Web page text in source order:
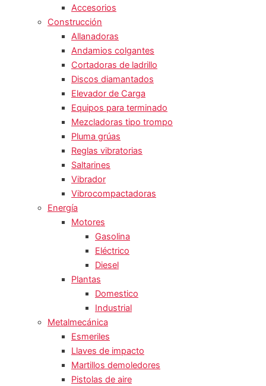
Accesorios
Construcción
Allanadoras
Andamios colgantes
Cortadoras de ladrillo
Discos diamantados
Elevador de Carga
Equipos para terminado
Mezcladoras tipo trompo
Pluma grúas
Reglas vibratorias
Saltarines
Vibrador
Vibrocompactadoras
Energía
Motores
Gasolina
Eléctrico
Diesel
Plantas
Domestico
Industrial
Metalmecánica
Esmeriles
Llaves de impacto
Martillos demoledores
Pistolas de aire